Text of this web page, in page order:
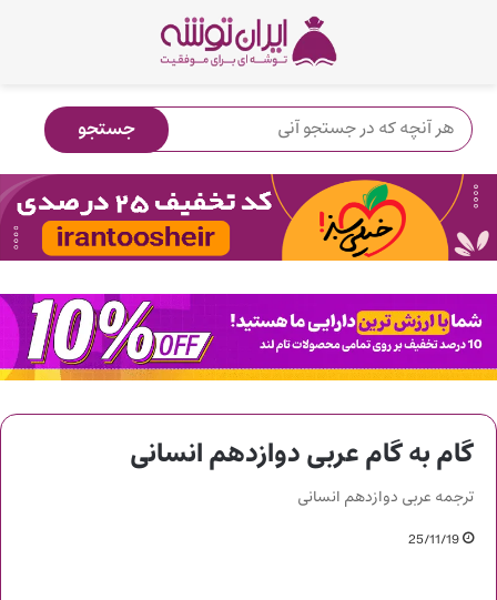
گام به گام عربی دوازدهم انسانی
ترجمه عربی دوازدهم انسانی
25/11/19